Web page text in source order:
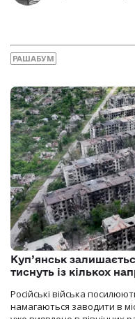
РАШАБУМ
Куп’янськ
тиснуть із кількох
Російські війська
намагаються заводити в